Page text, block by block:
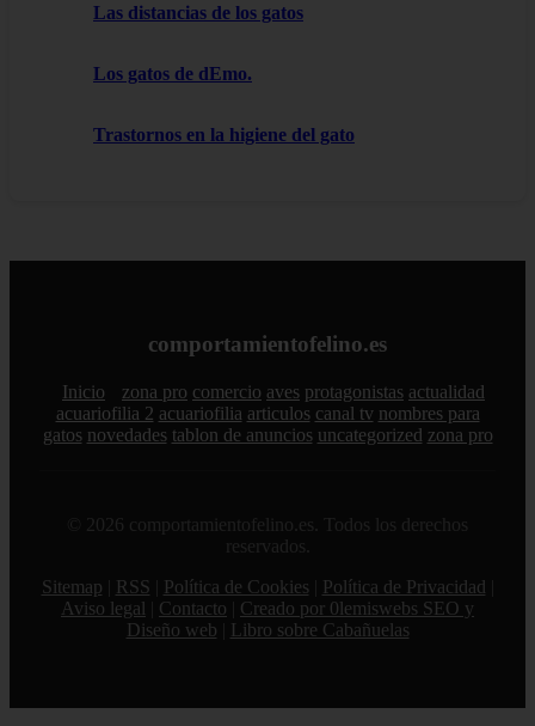
Las distancias de los gatos
Los gatos de dEmo.
Trastornos en la higiene del gato
comportamientofelino.es
Inicio zona pro comercio aves protagonistas actualidad
acuariofilia 2 acuariofilia articulos canal tv nombres para
gatos novedades tablon de anuncios uncategorized zona pro
© 2026 comportamientofelino.es. Todos los derechos
reservados.
Sitemap
RSS Política de Cookies Política de Privacidad
Aviso legal
Contacto
Creado por 0lemiswebs SEO y
Diseño web
Libro sobre Cabañuelas